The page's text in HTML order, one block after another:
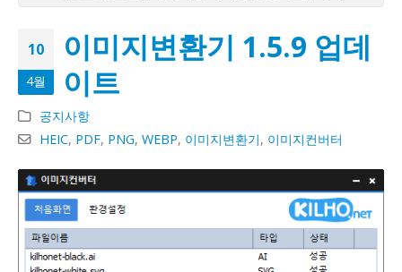
워드프레스 오류 수정과 문제 해결을 도와드립니다
워드프레스 오류 수정과 문제 해결을 도와드립니다
워드프레스 오류 수정과 문제 해결을 도와드립니다
10
4월
이미지변환기 1.5.9 업데
이트
공지사항
HEIC, PDF, PNG,WEBP, 이미지변환기, 이미지컨버터